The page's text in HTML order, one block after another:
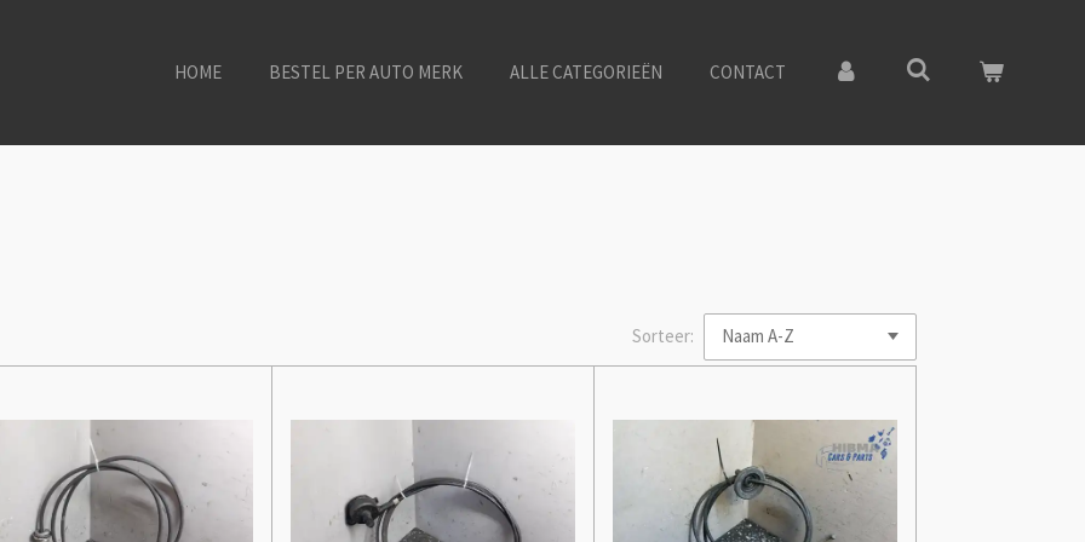
HOME BESTEL PER AUTO MERK ALLE CATEGORIEËN CONTACT
Sorteer: